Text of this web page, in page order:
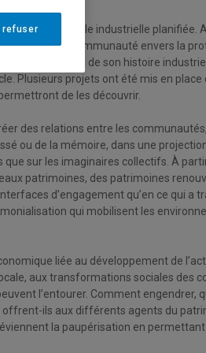
de cette ville industrielle planifiée.
de la communauté envers la
la transmission de son histoire
Plusieurs projets ont été mis en place
de les découvrir.
des relations entre les
ou de la mémoire, dans une projection
sur les imaginaires collectifs. À
patrimoines, des patrimoines
d’engagement qu’en ce qui a
qui mobilisent les
liée au développement de
aux transformations sociales des
l’entourer. Comment engendrer,
offrent-ils aux différents agents du
la paupérisation en permettant
refuser